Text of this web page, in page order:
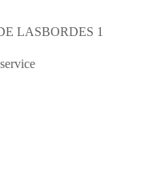
LASBORDES 1